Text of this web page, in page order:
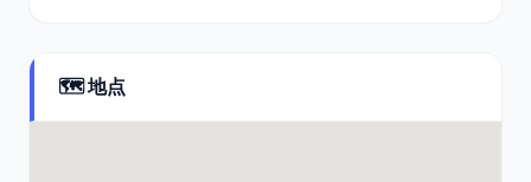
🗺️ 地点